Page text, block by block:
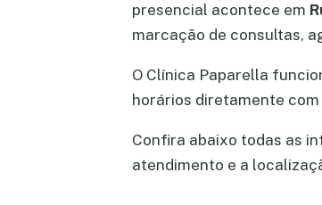
presencial acontece em
marcação de consultas,
O Clínica Paparella
horários diretamente
Confira abaixo todas as
atendimento e a